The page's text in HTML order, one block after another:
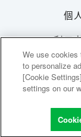
個
利用
ソーシャル
We use cookies
to personalize
[Cookie
settings on our